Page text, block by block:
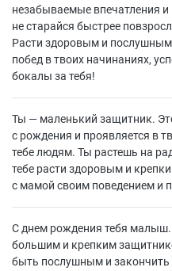
незабываемые впечатления
не старайся быстрее
Расти здоровым и
побед в твоих начинаниях,
бокалы за тебя!
Ты — маленький защитник.
с рождения и проявляется в
тебе людям. Ты растешь на
тебе расти здоровым и
с мамой своим поведением и
С днем рождения тебя малыш.
большим и крепким
быть послушным и закончить